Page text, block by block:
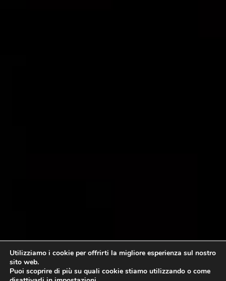
Utilizziamo i cookie per offrirti la migliore esperienza sul nostro
sito web.
Puoi scoprire di più su quali cookie stiamo utilizzando o come